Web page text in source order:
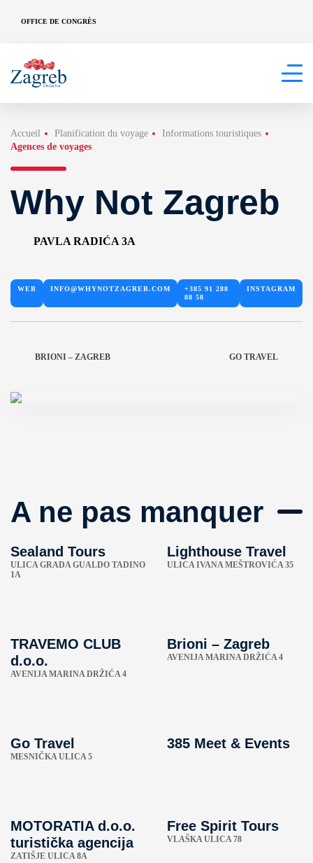
OFFICE DE CONGRÈS
Accueil Planification du voyage
Informations touristiques
Agences de voyages
Why Not Zagreb
PAVLA RADIĆA 3A
WEB INFO@WHYNOTZAGREB.COM
+385 91 288
88 58
INSTAGRAM
BRIONI – ZAGREB GO TRAVEL
A ne pas manquer
Sealand Tours
ULICA GRADA GUALDO TADINO
1A
Lighthouse Travel
ULICA IVANA MEŠTROVIĆA 35
TRAVEMO CLUB
d.o.o.
AVENIJA MARINA DRŽIĆA 4
Brioni – Zagreb
AVENIJA MARINA DRŽIĆA 4
Go Travel
MESNIČKA ULICA 5
385 Meet & Events
MOTORATIA d.o.o.
turistička agencija
ZATIŠJE ULICA 8A
Free Spirit Tours
VLAŠKA ULICA 78